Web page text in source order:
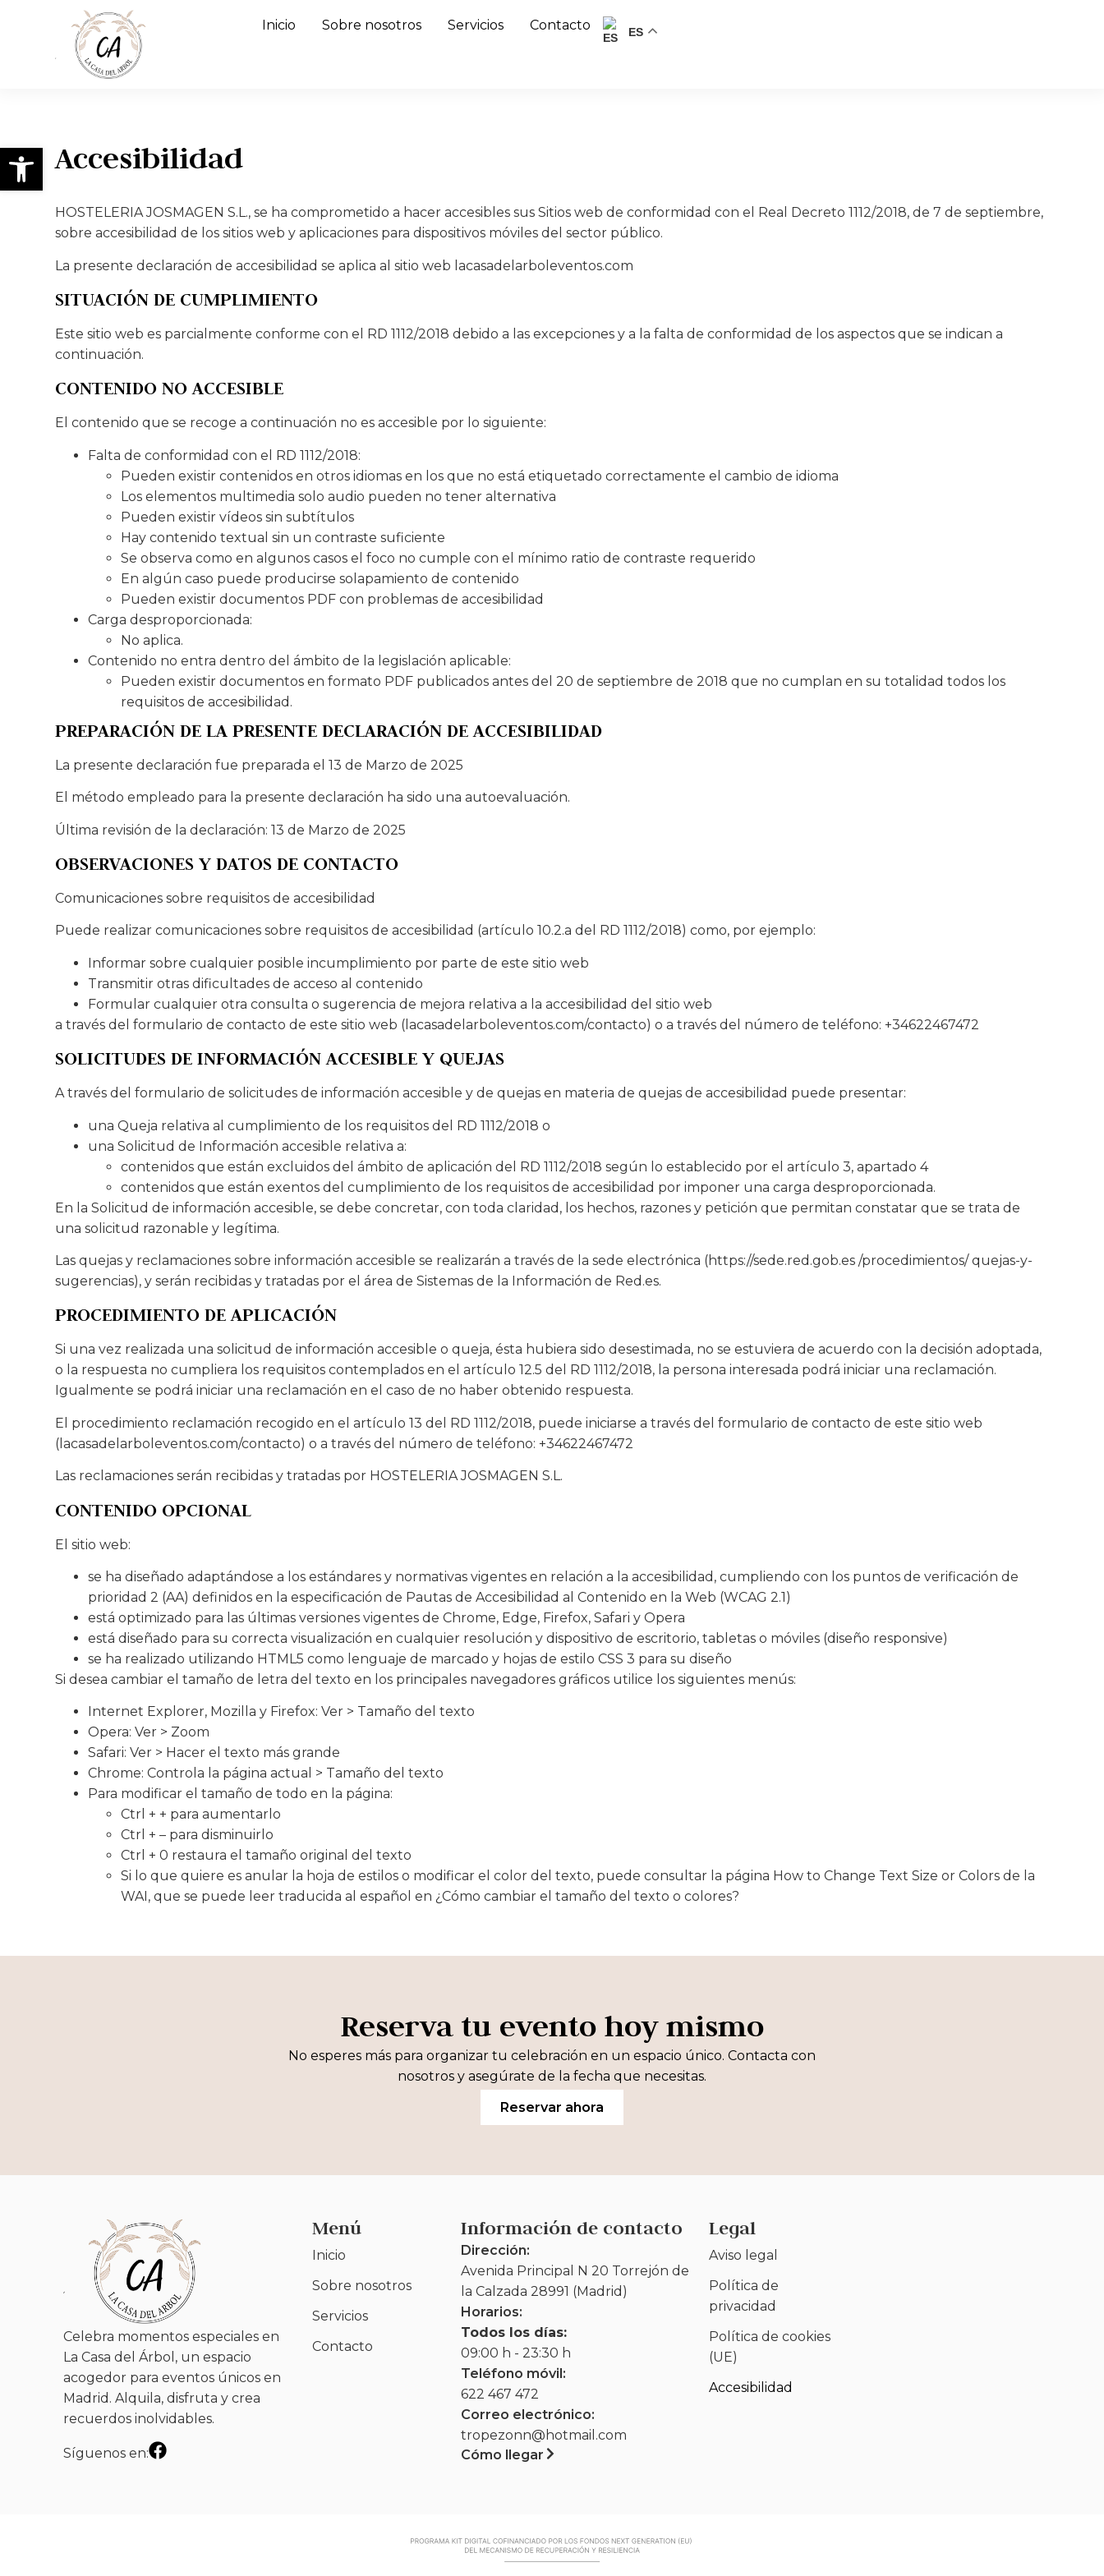
Abrir barra de herramientas
Inicio Sobre nosotros Servicios Contacto ES
Accesibilidad
HOSTELERIA JOSMAGEN S.L., se ha comprometido a hacer accesibles sus Sitios web de conformidad con el Real Decreto 1112/2018, de 7 de septiembre,
sobre accesibilidad de los sitios web y aplicaciones para dispositivos móviles del sector público.
La presente declaración de accesibilidad se aplica al sitio web lacasadelarboleventos.com
SITUACIÓN DE CUMPLIMIENTO
Este sitio web es parcialmente conforme con el RD 1112/2018 debido a las excepciones y a la falta de conformidad de los aspectos que se indican a
continuación.
CONTENIDO NO ACCESIBLE
El contenido que se recoge a continuación no es accesible por lo siguiente:
Falta de conformidad con el RD 1112/2018:
Pueden existir contenidos en otros idiomas en los que no está etiquetado correctamente el cambio de idioma
Los elementos multimedia solo audio pueden no tener alternativa
Pueden existir vídeos sin subtítulos
Hay contenido textual sin un contraste suficiente
Se observa como en algunos casos el foco no cumple con el mínimo ratio de contraste requerido
En algún caso puede producirse solapamiento de contenido
Pueden existir documentos PDF con problemas de accesibilidad
Carga desproporcionada:
No aplica.
Contenido no entra dentro del ámbito de la legislación aplicable:
Pueden existir documentos en formato PDF publicados antes del 20 de septiembre de 2018 que no cumplan en su totalidad todos los
requisitos de accesibilidad.
PREPARACIÓN DE LA PRESENTE DECLARACIÓN DE ACCESIBILIDAD
La presente declaración fue preparada el 13 de Marzo de 2025
El método empleado para la presente declaración ha sido una autoevaluación.
Última revisión de la declaración: 13 de Marzo de 2025
OBSERVACIONES Y DATOS DE CONTACTO
Comunicaciones sobre requisitos de accesibilidad
Puede realizar comunicaciones sobre requisitos de accesibilidad (artículo 10.2.a del RD 1112/2018) como, por ejemplo:
Informar sobre cualquier posible incumplimiento por parte de este sitio web
Transmitir otras dificultades de acceso al contenido
Formular cualquier otra consulta o sugerencia de mejora relativa a la accesibilidad del sitio web
a través del formulario de contacto de este sitio web (lacasadelarboleventos.com/contacto) o a través del número de teléfono: +34622467472
SOLICITUDES DE INFORMACIÓN ACCESIBLE Y QUEJAS
A través del formulario de solicitudes de información accesible y de quejas en materia de quejas de accesibilidad puede presentar:
una Queja relativa al cumplimiento de los requisitos del RD 1112/2018 o
una Solicitud de Información accesible relativa a:
contenidos que están excluidos del ámbito de aplicación del RD 1112/2018 según lo establecido por el artículo 3, apartado 4
contenidos que están exentos del cumplimiento de los requisitos de accesibilidad por imponer una carga desproporcionada.
En la Solicitud de información accesible, se debe concretar, con toda claridad, los hechos, razones y petición que permitan constatar que se trata de
una solicitud razonable y legítima.
Las quejas y reclamaciones sobre información accesible se realizarán a través de la sede electrónica (https://sede.red.gob.es /procedimientos/ quejas-y-
sugerencias), y serán recibidas y tratadas por el área de Sistemas de la Información de Red.es.
PROCEDIMIENTO DE APLICACIÓN
Si una vez realizada una solicitud de información accesible o queja, ésta hubiera sido desestimada, no se estuviera de acuerdo con la decisión adoptada,
o la respuesta no cumpliera los requisitos contemplados en el artículo 12.5 del RD 1112/2018, la persona interesada podrá iniciar una reclamación.
Igualmente se podrá iniciar una reclamación en el caso de no haber obtenido respuesta.
El procedimiento reclamación recogido en el artículo 13 del RD 1112/2018, puede iniciarse a través del formulario de contacto de este sitio web
(lacasadelarboleventos.com/contacto) o a través del número de teléfono: +34622467472
Las reclamaciones serán recibidas y tratadas por HOSTELERIA JOSMAGEN S.L.
CONTENIDO OPCIONAL
El sitio web:
se ha diseñado adaptándose a los estándares y normativas vigentes en relación a la accesibilidad, cumpliendo con los puntos de verificación de
prioridad 2 (AA) definidos en la especificación de Pautas de Accesibilidad al Contenido en la Web (WCAG 2.1)
está optimizado para las últimas versiones vigentes de Chrome, Edge, Firefox, Safari y Opera
está diseñado para su correcta visualización en cualquier resolución y dispositivo de escritorio, tabletas o móviles (diseño responsive)
se ha realizado utilizando HTML5 como lenguaje de marcado y hojas de estilo CSS 3 para su diseño
Si desea cambiar el tamaño de letra del texto en los principales navegadores gráficos utilice los siguientes menús:
Internet Explorer, Mozilla y Firefox: Ver > Tamaño del texto
Opera: Ver > Zoom
Safari: Ver > Hacer el texto más grande
Chrome: Controla la página actual > Tamaño del texto
Para modificar el tamaño de todo en la página:
Ctrl + + para aumentarlo
Ctrl + – para disminuirlo
Ctrl + 0 restaura el tamaño original del texto
Si lo que quiere es anular la hoja de estilos o modificar el color del texto, puede consultar la página How to Change Text Size or Colors de la
WAI, que se puede leer traducida al español en ¿Cómo cambiar el tamaño del texto o colores?
Reserva tu evento hoy mismo
No esperes más para organizar tu celebración en un espacio único. Contacta con
nosotros y asegúrate de la fecha que necesitas.
Reservar ahora
Celebra momentos especiales en
La Casa del Árbol, un espacio
acogedor para eventos únicos en
Madrid. Alquila, disfruta y crea
recuerdos inolvidables.
Síguenos en:
Menú
Inicio
Sobre nosotros
Servicios
Contacto
Información de contacto
Dirección:
Avenida Principal N 20 Torrejón de
la Calzada 28991 (Madrid)
Horarios:
Todos los días:
09:00 h - 23:30 h
Teléfono móvil:
622 467 472
Correo electrónico:
tropezonn@hotmail.com
Cómo llegar
Legal
Aviso legal
Política de
privacidad
Política de cookies
(UE)
Accesibilidad